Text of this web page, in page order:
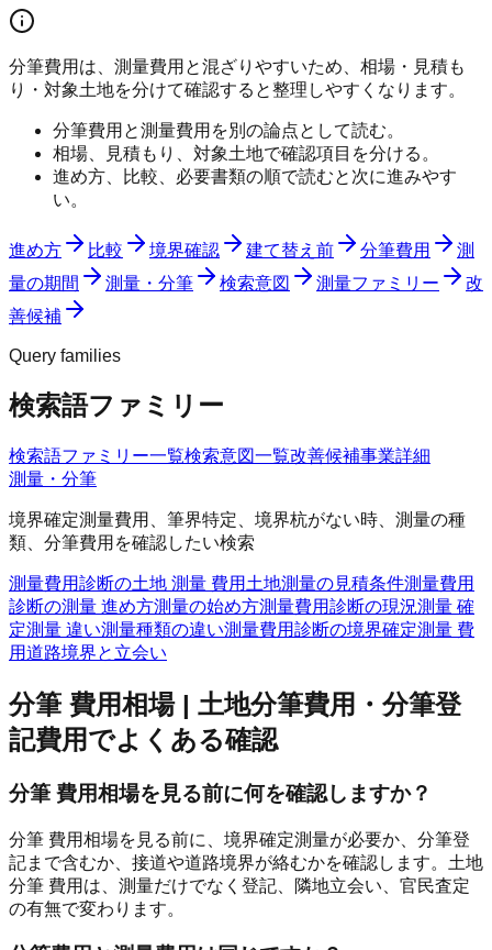
分筆費用は、測量費用と混ざりやすいため、相場・見積も
り・対象土地を分けて確認すると整理しやすくなります。
分筆費用と測量費用を別の論点として読む。
相場、見積もり、対象土地で確認項目を分ける。
進め方、比較、必要書類の順で読むと次に進みやす
い。
進め方 比較 境界確認 建て替え前 分筆費用
測
量の期間
測量・分筆 検索意図 測量ファミリー
改
善候補
Query families
検索語ファミリー
検索語ファミリー一覧検索意図一覧改善候補事業詳細
測量・分筆
境界確定測量費用、筆界特定、境界杭がない時、測量の種
類、分筆費用を確認したい検索
測量費用診断の土地 測量 費用 土地測量の見積条件測量費用
診断の測量 進め方測量の始め方測量費用診断の現況測量 確
定測量 違い測量種類の違い測量費用診断の境界確定測量 費
用道路境界と立会い
分筆 費用相場 | 土地分筆費用・分筆登
記費用でよくある確認
分筆 費用相場を見る前に何を確認しますか？
分筆 費用相場を見る前に、境界確定測量が必要か、分筆登
記まで含むか、接道や道路境界が絡むかを確認します。土地
分筆 費用は、測量だけでなく登記、隣地立会い、官民査定
の有無で変わります。